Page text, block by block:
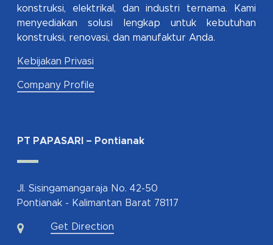
konstruksi, elektrikal, dan industri ternama. Kami
menyediakan solusi lengkap untuk kebutuhan
konstruksi, renovasi, dan manufaktur Anda.
Kebijakan Privasi
Company Profile
PT PAPASARI – Pontianak
Jl. Sisingamangaraja No. 42-50
Pontianak - Kalimantan Barat 78117
Get Direction